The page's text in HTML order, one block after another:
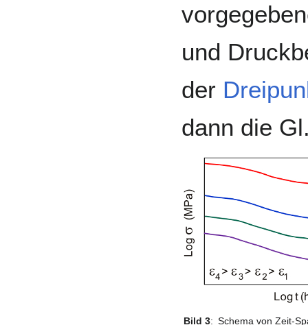
und
der
dann die
Bild 3: Schema von Zeit-